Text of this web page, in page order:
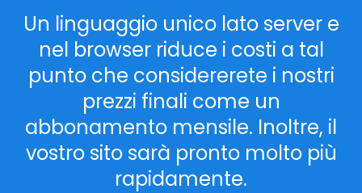
Un linguaggio unico lato server e
nel browser riduce i costi a tal
punto che considererete i nostri
prezzi finali come un
abbonamento mensile. Inoltre, il
vostro sito sarà pronto molto più
rapidamente.